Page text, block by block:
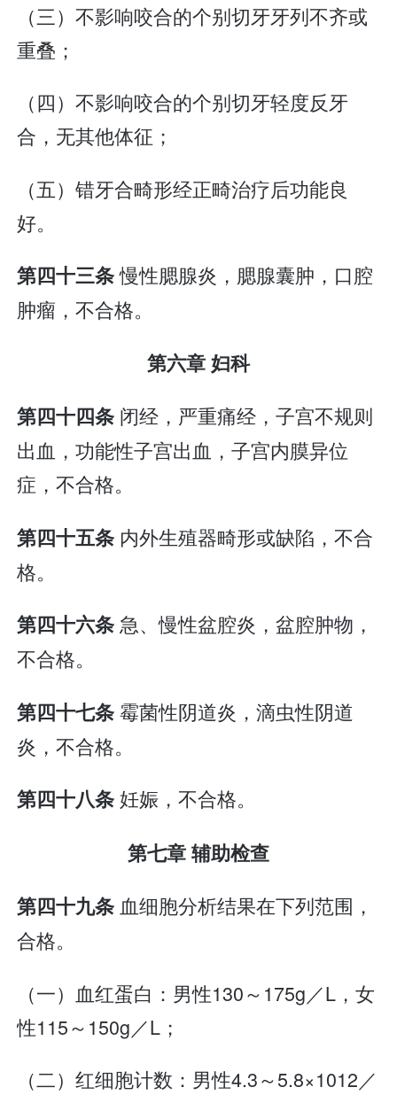
（三）不影响咬合的个别切牙牙列不齐或
重叠；
（四）不影响咬合的个别切牙轻度反牙
合，无其他体征；
（五）错牙合畸形经正畸治疗后功能良
好。
第四十三条慢性腮腺炎，腮腺囊肿，口腔
肿瘤，不合格。
第六章 妇科
第四十四条 闭经，严重痛经，子宫不规则
出血，功能性子宫出血，子宫内膜异位
症，不合格。
第四十五条 内外生殖器畸形或缺陷，不合
格。
第四十六条急、慢性盆腔炎，盆腔肿物，
不合格。
第四十七条霉菌性阴道炎，滴虫性阴道
炎，不合格。
第四十八条妊娠，不合格。
第七章 辅助检查
第四十九条血细胞分析结果在下列范围，
合格。
（一）血红蛋白：男性130～175g／L，女
性115～150g／L；
（二）红细胞计数：男性4.3～5.8×1012／